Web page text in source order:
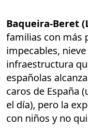
Baqueira-Beret
familias con más
impecables,
infraestructura
españolas
caros de España
el día), pero la
con niños y no